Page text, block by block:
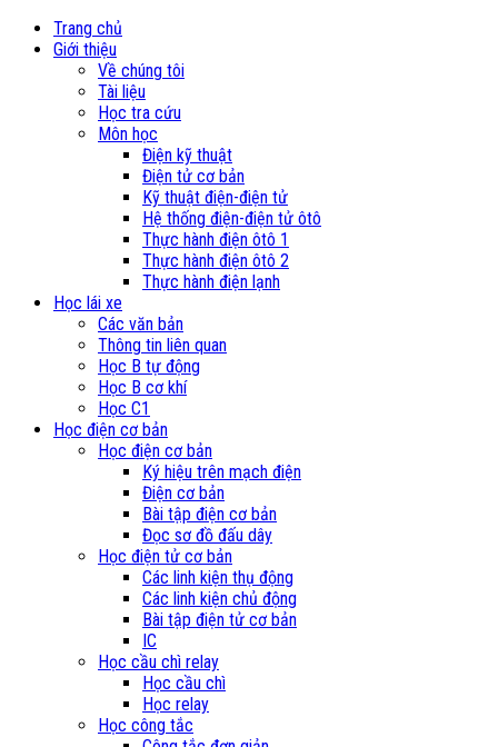
Trang chủ
Giới thiệu
Về chúng tôi
Tài liệu
Học tra cứu
Môn học
Điện kỹ thuật
Điện tử cơ bản
Kỹ thuật điện-điện tử
Hệ thống điện-điện tử ôtô
Thực hành điện ôtô 1
Thực hành điện ôtô 2
Thực hành điện lạnh
Học lái xe
Các văn bản
Thông tin liên quan
Học B tự động
Học B cơ khí
Học C1
Học điện cơ bản
Học điện cơ bản
Ký hiệu trên mạch điện
Điện cơ bản
Bài tập điện cơ bản
Đọc sơ đồ đấu dây
Học điện tử cơ bản
Các linh kiện thụ động
Các linh kiện chủ động
Bài tập điện tử cơ bản
IC
Học cầu chì relay
Học cầu chì
Học relay
Học công tắc